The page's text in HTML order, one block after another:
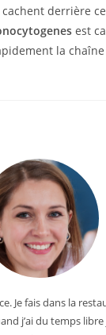
derrière
est
la
Je fais dans la
j’ai du temps